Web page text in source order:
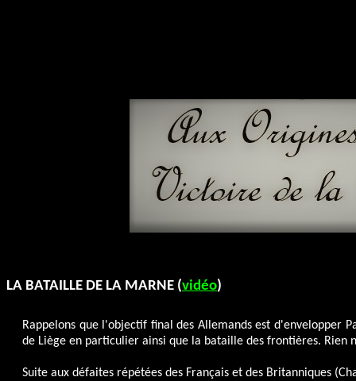
LA BATAILLE DE LA MARNE (vidéo)
Rappelons que l'objectif final des Allemands est d'envelopper
de Liège en particulier ainsi que la bataille des frontières. Rien
Suite aux défaites répétées des Français et des Britanniques